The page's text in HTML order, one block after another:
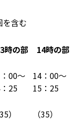
含む
時の部 14時の部
00～
25
14：00～
15：25
） （35）